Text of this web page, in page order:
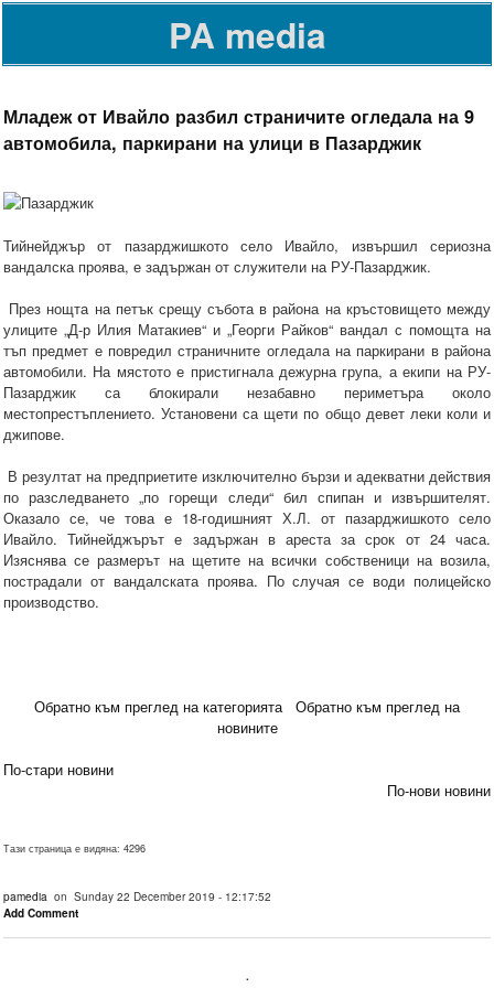
PA media
Младеж от Ивайло разбил страничите огледала на 9
автомобила, паркирани на улици в Пазарджик
Тийнейджър от пазарджишкото село Ивайло, извършил сериозна
вандалска проява, е задържан от служители на РУ-Пазарджик.
През нощта на петък срещу събота в района на кръстовището между
улиците „Д-р Илия Матакиев“ и „Георги Райков“ вандал с помощта на
тъп предмет е повредил страничните огледала на паркирани в района
автомобили. На мястото е пристигнала дежурна група, а екипи на РУ-
Пазарджик са блокирали незабавно периметъра около
местопрестъплението. Установени са щети по общо девет леки коли и
джипове.
В резултат на предприетите изключително бързи и адекватни действия
по разследването „по горещи следи“ бил спипан и извършителят.
Оказало се, че това е 18-годишният Х.Л. от пазарджишкото село
Ивайло. Тийнейджърът е задържан в ареста за срок от 24 часа.
Изяснява се размерът на щетите на всички собственици на возила,
пострадали от вандалската проява. По случая се води полицейско
производство.
Обратно към преглед на категорията
Обратно към преглед на
новините
По-стари новини
По-нови новини
Тази страница е видяна: 4296
pamedia on Sunday 22 December 2019 - 12:17:52
Add Comment
.